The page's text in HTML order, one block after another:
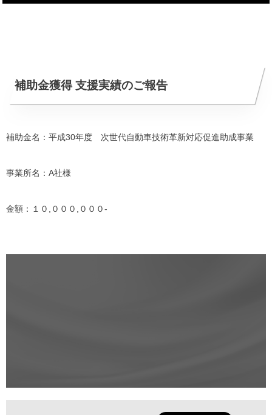
補助金獲得 支援実績のご報告
補助金名：平成30年度 次世代自動車技術革新対応促進助成事業
事業所名：A社様
金額：１０,０００,０００-